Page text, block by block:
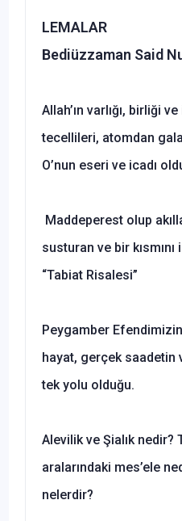
LEMALAR
Bediüzzaman Said
Allah’ın varlığı, birliği
tecellileri, atomdan
O’nun eseri ve icadı
Maddeperest olup
susturan ve bir
“Tabiat Risalesi”
Peygamber Efendimizin
hayat, gerçek saadetin
tek yolu olduğu.
Alevilik ve Şialık nedir?
aralarındaki mes’ele
nelerdir?